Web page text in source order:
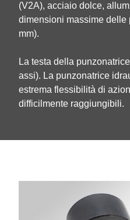
(V2A), acciaio dolce,
dimensioni massime delle
mm).
La testa della
assi). La punzonatrice
estrema flessibilità di
difficilmente raggiungibili.